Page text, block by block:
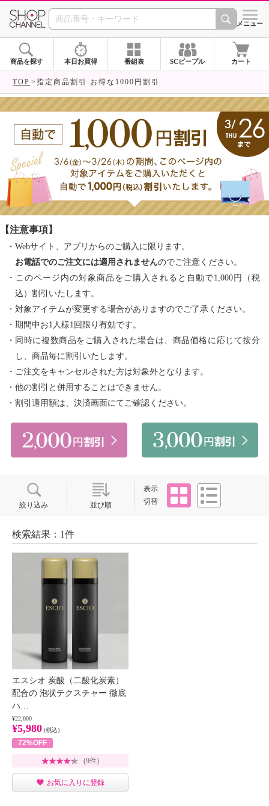
SHOP CHANNEL ショッ
メニュー
商品を探す 本日お買得 番組表 SCピープル カート
TOP 指定商品割引 お得な1000円割引
【注意事項】
・Webサイト、アプリからのご購入に限ります。
お電話でのご注文には適用されませんのでご注意ください。
・このページ内の対象商品をご購入されると自動で1,000円（税
込）割引いたします。
・対象アイテムが変更する場合がありますのでご了承ください。
・期間中お1人様1回限り有効です。
・同時に複数商品をご購入された場合は、商品価格に応じて按分
し、商品毎に割引いたします。
・ご注文をキャンセルされた方は対象外となります。
・他の割引と併用することはできません。
・割引適用額は、決済画面にてご確認ください。
絞り込み 並び順
表示
切替
タイル
検索結果：1件
エスシオ 炭酸（二酸化炭素）
配合の 泡状テクスチャー 徹底
ハ…
¥22,000
¥5,980 (税込)
72%OFF
(9件)
お気に入りに登録